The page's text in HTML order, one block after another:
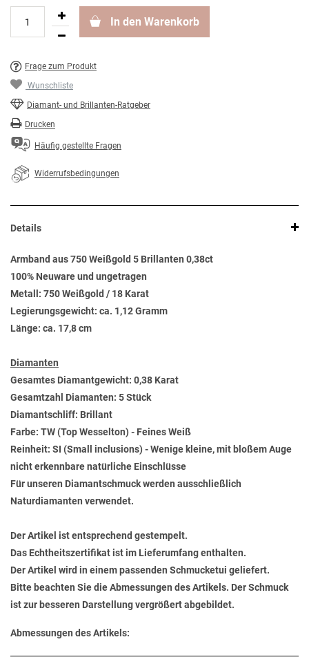
In den Warenkorb
Frage zum Produkt
Wunschliste
Diamant- und Brillanten-Ratgeber
Drucken
Häufig gestellte Fragen
Widerrufsbedingungen
Details
Armband aus 750 Weißgold 5 Brillanten 0,38ct
100% Neuware und ungetragen
Metall: 750 Weißgold / 18 Karat
Legierungsgewicht: ca. 1,12 Gramm
Länge: ca. 17,8 cm
Diamanten
Gesamtes Diamantgewicht: 0,38 Karat
Gesamtzahl Diamanten: 5 Stück
Diamantschliff: Brillant
Farbe: TW (Top Wesselton) - Feines Weiß
Reinheit: SI (Small inclusions) - Wenige kleine, mit bloßem Auge
nicht erkennbare natürliche Einschlüsse
Für unseren Diamantschmuck werden ausschließlich
Naturdiamanten verwendet.
Der Artikel ist entsprechend gestempelt.
Das Echtheitszertifikat ist im Lieferumfang enthalten.
Der Artikel wird in einem passenden Schmucketui geliefert.
Bitte beachten Sie die Abmessungen des Artikels. Der Schmuck
ist zur besseren Darstellung vergrößert abgebildet.
Abmessungen des Artikels: